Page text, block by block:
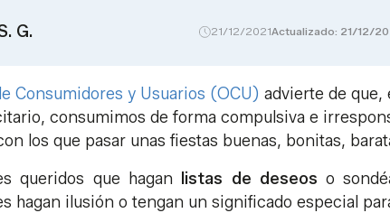
G. 21/12/2021Actualizado: 21/12/
Consumidores y Usuarios (OCU) advierte de que,
consumimos de forma compulsiva e
los que pasar unas fiestas buenas, bonitas,
queridos que hagan
listas de deseos o
hagan ilusión o tengan un significado especial